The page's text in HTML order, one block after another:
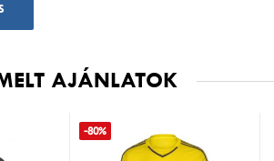
AJÁNLATOK
-80%